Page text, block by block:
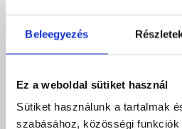
Beleegyezés
Ez a weboldal sütiket használ
Sütiket használunk a tartalmak
szabásához, közösségi
6. Kapcsolódás a belső
Ez a csendes reggeli pillanat
arra is, hogy kapcsolatba lépj
bölcsességeddel – nevezzük
Tedd fel a kérdést: